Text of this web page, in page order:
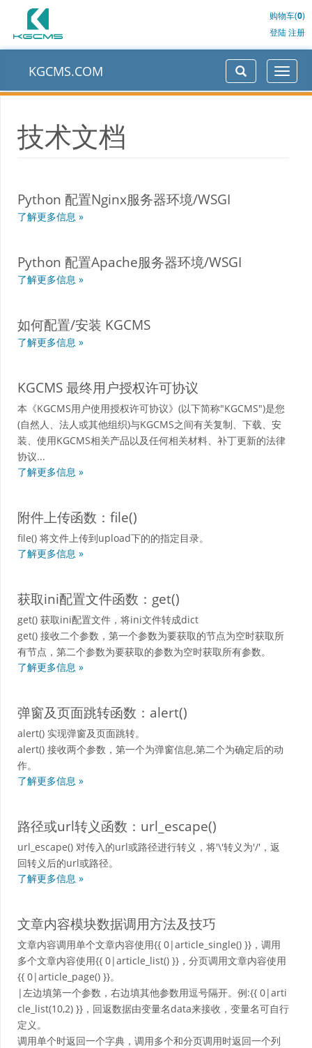
购物车(0)
登陆注册
KGCMS.COM
技术文档
Python 配置Nginx服务器环境/WSGI
了解更多信息 »
Python 配置Apache服务器环境/WSGI
了解更多信息 »
如何配置/安装 KGCMS
了解更多信息 »
KGCMS 最终用户授权许可协议
本《KGCMS用户使用授权许可协议》(以下简称"KGCMS")是您
(自然人、法人或其他组织)与KGCMS之间有关复制、下载、安
装、使用KGCMS相关产品以及任何相关材料、补丁更新的法律
协议...
了解更多信息 »
附件上传函数：file()
file() 将文件上传到upload下的的指定目录。
了解更多信息 »
获取ini配置文件函数：get()
get() 获取ini配置文件，将ini文件转成dict
get() 接收二个参数，第一个参数为要获取的节点为空时获取所
有节点，第二个参数为要获取的参数为空时获取所有参数。
了解更多信息 »
弹窗及页面跳转函数：alert()
alert() 实现弹窗及页面跳转。
alert() 接收两个参数，第一个为弹窗信息,第二个为确定后的动
作。
了解更多信息 »
路径或url转义函数：url_escape()
url_escape() 对传入的url或路径进行转义，将'\'转义为'/'，返
回转义后的url或路径。
了解更多信息 »
文章内容模块数据调用方法及技巧
文章内容调用单个文章内容使用{{ 0|article_single() }}，调用
多个文章内容使用{{ 0|article_list() }}，分页调用文章内容使用
{{ 0|article_page() }}。
|左边填第一个参数，右边填其他参数用逗号隔开。例:{{ 0|arti
cle_list(10,2) }}，回返数据由变量名data来接收，变量名可自行
定义。
调用单个时返回一个字典，调用多个和分页调用时返回一个列